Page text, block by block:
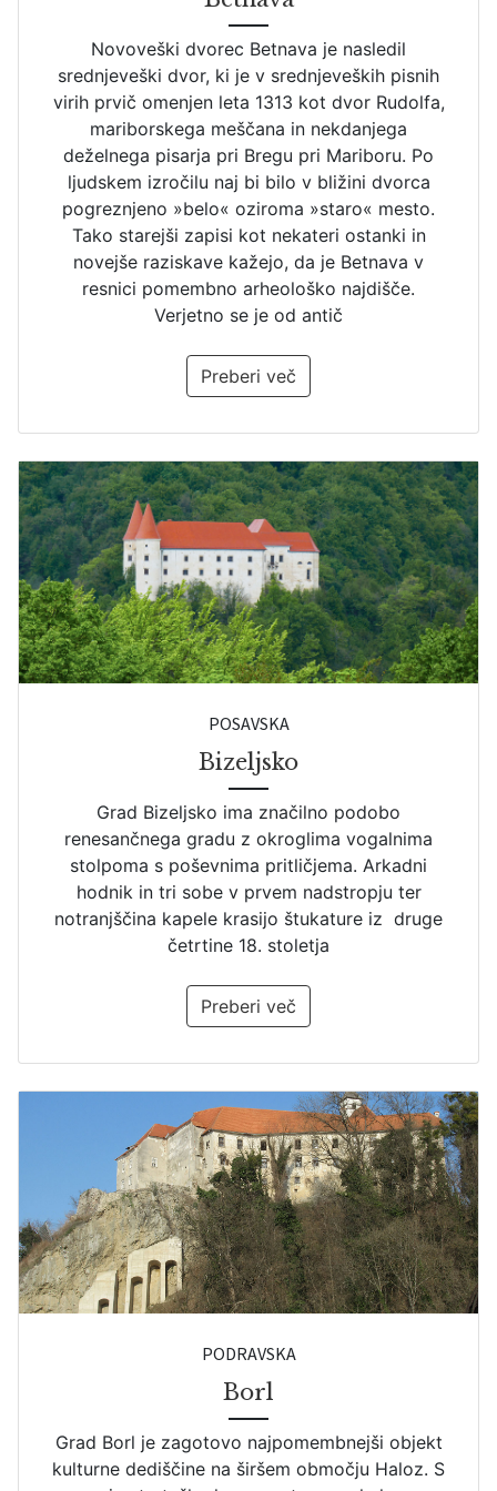
Psihiatrična bolnišnica (1)
Ruševina (6)
Sanatorij (1)
Sedež javnega ali zasebnega zavoda (4)
Sindikalni dom (1)
Sirotišnica
Skladišče (3)
Socialno-varstveni zavod (2)
Stanovanjski objekt (16)
Vojaška postojanka
(1)
Vzgojno-izobraževalni zavod (2)
Vzgojno-varstveni zavod (2)
Zapor (5)
Zasebna rezidenca (1)
Zbirni center (4)
Šola (6)
francoski vrt (3)
galerija (9)
gospodarsko poslopje
(13)
grad (29)
graščina (1)
grajska kapela (46)
grajski jarek (9)
grajski vodnjak (12)
lizena (1)
lončena peč (3)
most (10)
mostovž (2)
nižinski grad (4)
obodni jarek (2)
obrambni jarek (9)
(12)
pilaster (1)
pomol (3)
portal (34)
(2)
refugij (1)
(1)
slavnostna dvorana (18)
stanovanjski stolp (12)
steber (1)
stolp (26)
šivani vogal (2)
škofovski grad (7)
Novoveški dvorec Betnava je nasledil
srednjeveški dvor, ki je v srednjeveških pisnih
virih prvič omenjen leta 1313 kot dvor Rudolfa,
mariborskega meščana in nekdanjega
deželnega pisarja pri Bregu pri Mariboru. Po
ljudskem izročilu naj bi bilo v bližini dvorca
pogreznjeno »belo« oziroma »staro« mesto.
Tako starejši zapisi kot nekateri ostanki in
novejše raziskave kažejo, da je Betnava v
resnici pomembno arheološko najdišče.
Verjetno se je od antič
Preberi več
POSAVSKA
Bizeljsko
Grad Bizeljsko ima značilno podobo
renesančnega gradu z okroglima vogalnima
stolpoma s poševnima pritličjema. Arkadni
hodnik in tri sobe v prvem nadstropju ter
notranjščina kapele krasijo štukature iz druge
četrtine 18. stoletja
Preberi več
PODRAVSKA
Borl
Grad Borl je zagotovo najpomembnejši objekt
kulturne dediščine na širšem območju Haloz. S